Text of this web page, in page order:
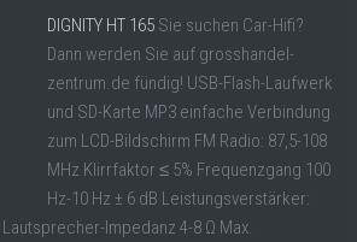
DIGNITY HT 165 Sie suchen Car-Hifi?
Dann werden Sie auf grosshandel-
zentrum.de fündig! USB-Flash-Laufwerk
und SD-Karte MP3 einfache Verbindung
zum LCD-Bildschirm FM Radio: 87,5-108
MHz Klirrfaktor ≤ 5% Frequenzgang 100
Hz-10 Hz ± 6 dB Leistungsverstärker:
Impedanz 4-8 Ω Max.